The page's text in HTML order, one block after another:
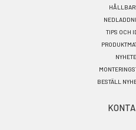
TIPS OCH
BESTÄLL